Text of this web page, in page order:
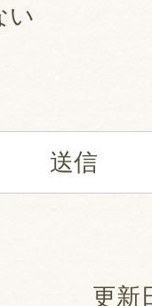
い
更新